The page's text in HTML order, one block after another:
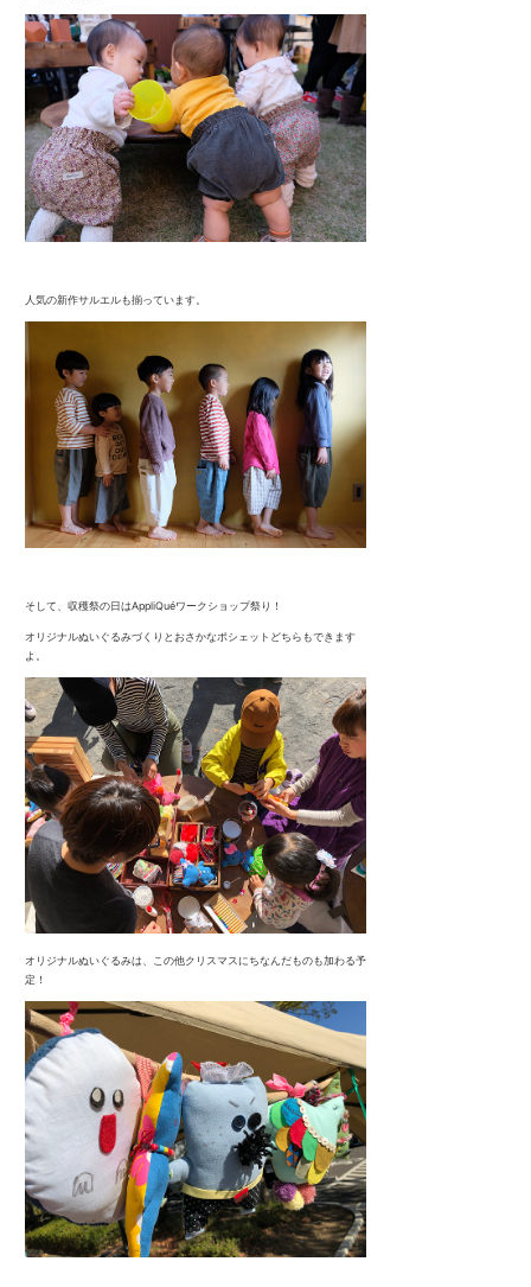
人気の新作サルエルも揃っています。
そして、収穫祭の日はAppliQuéワークショップ祭り！
オリジナルぬいぐるみづくりとおさかなポシェットどちらもできます
よ。
オリジナルぬいぐるみは、この他クリスマスにちなんだものも加わる予
定！